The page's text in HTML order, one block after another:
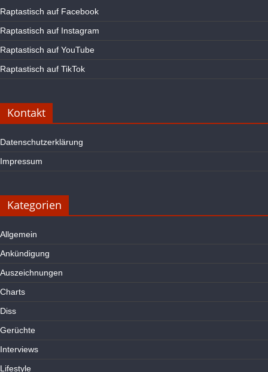
Raptastisch auf Facebook
Raptastisch auf Instagram
Raptastisch auf YouTube
Raptastisch auf TikTok
Kontakt
Datenschutzerklärung
Impressum
Kategorien
Allgemein
Ankündigung
Auszeichnungen
Charts
Diss
Gerüchte
Interviews
Lifestyle